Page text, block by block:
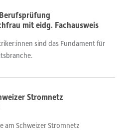
mit eidg. Fachausweis
sind das Fundament für
Stromnetz
am Schweizer Stromnetz